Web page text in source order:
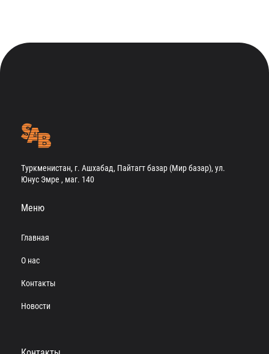
Туркменистан, г. Ашхабад, Пайтагт базар (Мир базар), ул.
Юнус Эмре , маг. 140
Меню
Главная
О нас
Контакты
Новости